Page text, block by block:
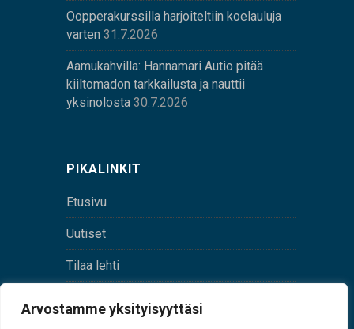
Arvostamme yksityisyyttäsi
Oopperakurssilla harjoiteltiin koelauluja
varten 31.7.2026
Aamukahvilla: Hannamari Autio pitää
kiiltomadon tarkkailusta ja nauttii
yksinolosta 30.7.2026
PIKALINKIT
Etusivu
Uutiset
Tilaa lehti